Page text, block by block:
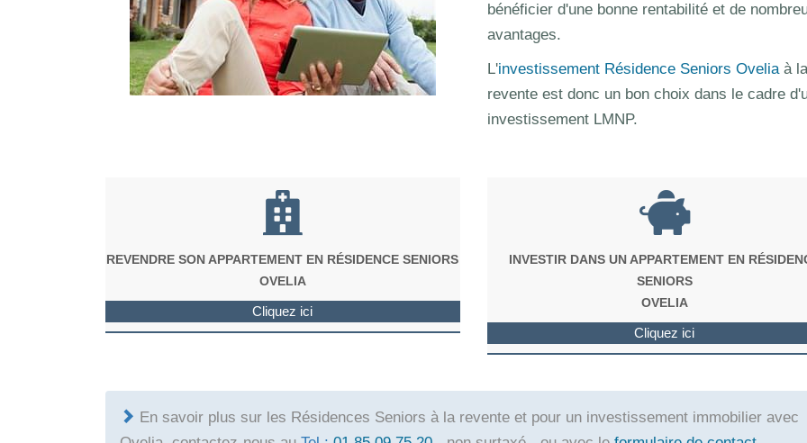
bénéficier d'une bonne rentabilité et de
avantages.
L'investissement Résidence Seniors Oveliaà la
revente est donc un bon choix dans le cadre
investissement LMNP.
REVENDRE SON APPARTEMENT EN RÉSIDENCE SENIORS
OVELIA
Cliquez ici
INVESTIR DANS UN APPARTEMENT EN
SENIORS
OVELIA
Cliquez ici
En savoir plus sur les Résidences Seniors à la revente et pour un investissement immobilier avec